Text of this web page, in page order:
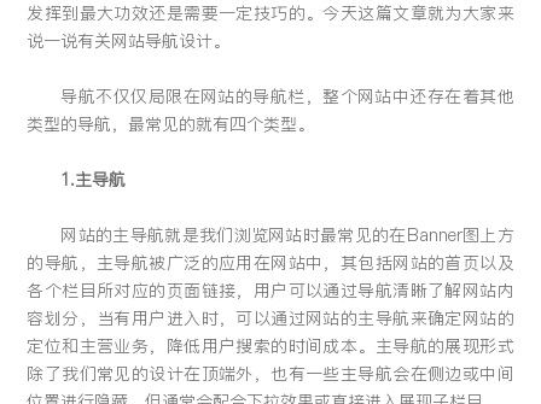
发挥到最大功效还是需要一定技巧的。今天这篇文章就为大家来
说一说有关网站导航设计。
导航不仅仅局限在网站的导航栏，整个网站中还存在着其他
类型的导航，最常见的就有四个类型。
1.主导航
网站的主导航就是我们浏览网站时最常见的在Banner图上方
的导航，主导航被广泛的应用在网站中，其包括网站的首页以及
各个栏目所对应的页面链接，用户可以通过导航清晰了解网站内
容划分，当有用户进入时，可以通过网站的主导航来确定网站的
定位和主营业务，降低用户搜索的时间成本。主导航的展现形式
除了我们常见的设计在顶端外，也有一些主导航会在侧边或中间